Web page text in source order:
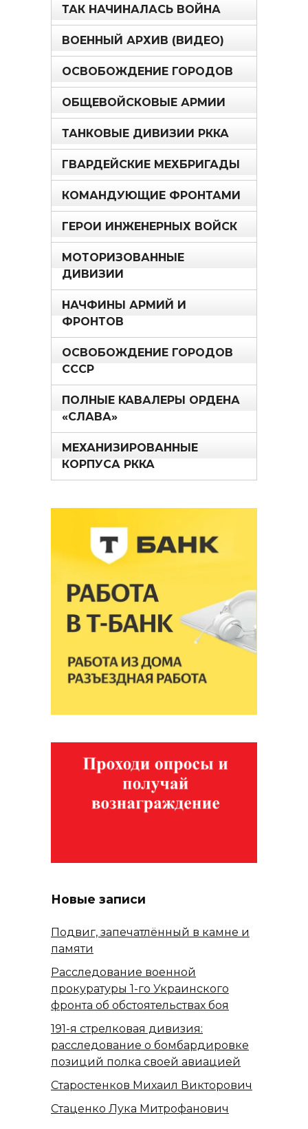
ТАК НАЧИНАЛАСЬ ВОЙНА
ВОЕННЫЙ АРХИВ (ВИДЕО)
ОСВОБОЖДЕНИЕ ГОРОДОВ
ОБЩЕВОЙСКОВЫЕ АРМИИ
ТАНКОВЫЕ ДИВИЗИИ РККА
ГВАРДЕЙСКИЕ МЕХБРИГАДЫ
КОМАНДУЮЩИЕ ФРОНТАМИ
ГЕРОИ ИНЖЕНЕРНЫХ ВОЙСК
МОТОРИЗОВАННЫЕ
ДИВИЗИИ
НАЧФИНЫ АРМИЙ И
ФРОНТОВ
ОСВОБОЖДЕНИЕ ГОРОДОВ
СССР
ПОЛНЫЕ КАВАЛЕРЫ ОРДЕНА
«СЛАВА»
МЕХАНИЗИРОВАННЫЕ
КОРПУСА РККА
Новые записи
Подвиг, запечатлённый в камне и
памяти
Расследование военной
прокуратуры 1-го Украинского
фронта об обстоятельствах боя
191-я стрелковая дивизия:
расследование о бомбардировке
позиций полка своей авиацией
Старостенков Михаил Викторович
Стаценко Лука Митрофанович